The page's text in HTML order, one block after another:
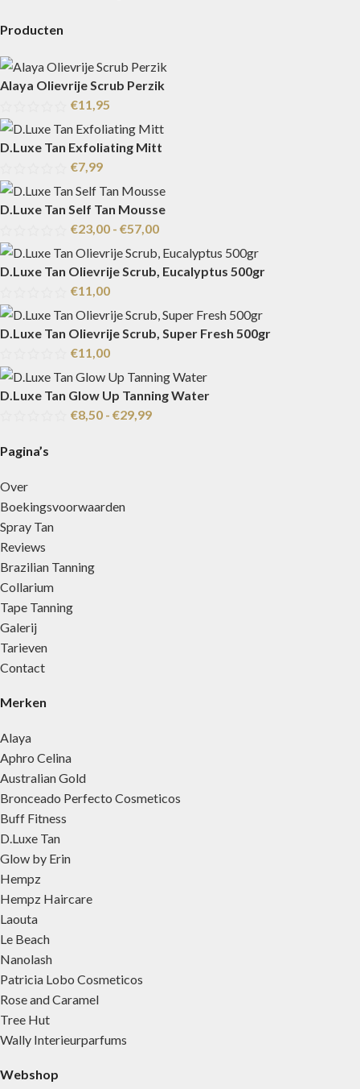
Producten
Alaya Olievrije Scrub Perzik
€11,95
D.Luxe Tan Exfoliating Mitt
€7,99
D.Luxe Tan Self Tan Mousse
€23,00 - €57,00
D.Luxe Tan Olievrije Scrub, Eucalyptus 500gr
€11,00
D.Luxe Tan Olievrije Scrub, Super Fresh 500gr
€11,00
D.Luxe Tan Glow Up Tanning Water
€8,50 - €29,99
Pagina’s
Over
Boekingsvoorwaarden
Spray Tan
Reviews
Brazilian Tanning
Collarium
Tape Tanning
Galerij
Tarieven
Contact
Merken
Alaya
Aphro Celina
Australian Gold
Bronceado Perfecto Cosmeticos
Buff Fitness
D.Luxe Tan
Glow by Erin
Hempz
Hempz Haircare
Laouta
Le Beach
Nanolash
Patricia Lobo Cosmeticos
Rose and Caramel
Tree Hut
Wally Interieurparfums
Webshop